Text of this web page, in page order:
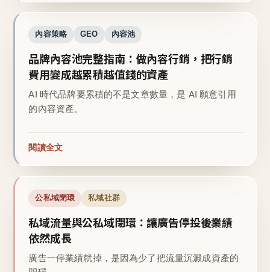
內容策略 GEO 內容池
品牌內容池完整指南：做內容行銷，把行銷
費用變成越累積越值錢的資產
AI 時代品牌要累積的不是文章數量，是 AI 願意引用
的內容資產。
閱讀全文
公私域閉環 私域社群
私域流量與公私域閉環：讓廣告停投後業績
依然成長
廣告一停業績就掉，是因為少了把流量沉澱成資產的